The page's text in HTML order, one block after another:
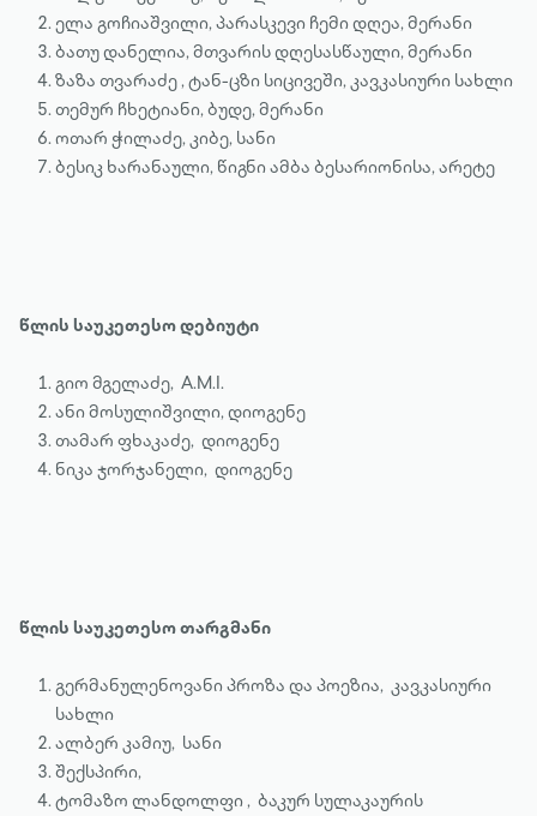
ელა გოჩიაშვილი, პარასკევი ჩემი დღეა, მერანი
ბათუ დანელია, მთვარის დღესასწაული, მერანი
ზაზა თვარაძე , ტან-ცზი სიცივეში, კავკასიური სახლი
თემურ ჩხეტიანი, ბუდე, მერანი
ოთარ ჭილაძე, კიბე, სანი
ბესიკ ხარანაული, წიგნი ამბა ბესარიონისა, არეტე
წლის საუკეთესო დებიუტი
გიო მგელაძე, A.M.I.
ანი მოსულიშვილი, დიოგენე
თამარ ფხაკაძე, დიოგენე
ნიკა ჯორჯანელი, დიოგენე
წლის საუკეთესო თარგმანი
გერმანულენოვანი პროზა და პოეზია, კავკასიური
სახლი
ალბერ კამიუ, სანი
შექსპირი,
ტომაზო ლანდოლფი , ბაკურ სულაკაურის